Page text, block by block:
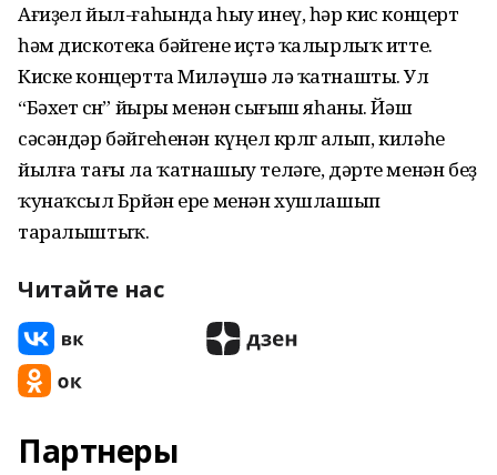
Ағиҙел йыл-ғаһында һыу инеү, һәр кис концерт
һәм дискотека бәйгене иҫтә ҡалырлыҡ итте.
Киске концертта Миләүшә лә ҡатнашты. Ул
“Бәхет өсөн” йыры менән сығыш яһаны. Йәш
сәсәндәр бәйгеһенән күңел көрлөгө алып, киләһе
йылға тағы ла ҡатнашыу теләге, дәрте менән беҙ
ҡунаҡсыл Бөрйән ере менән хушлашып
таралыштыҡ.
Читайте нас
Партнеры